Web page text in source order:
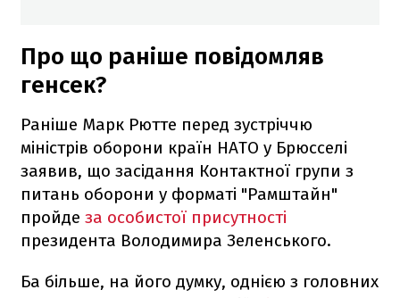
Про що раніше повідомляв
генсек?
Раніше Марк Рютте перед зустріччю
міністрів оборони країн НАТО у Брюсселі
заявив, що засідання Контактної групи з
питань оборони у форматі "Рамштайн"
пройде за особистої присутності
президента Володимира Зеленського.
Ба більше, на його думку, однією з головних